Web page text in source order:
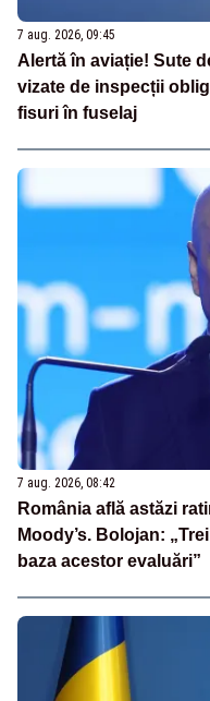
7 aug. 2026, 09:45
Alertă în aviație! Sute
vizate de inspecții
fisuri în fuselaj
7 aug. 2026, 08:42
România află astăzi
Moody’s. Bolojan:
baza acestor evaluări”